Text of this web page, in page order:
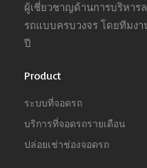
ผู้เชี่ยวชาญด้านการบริหาร
รถแบบครบวงจร โดยทีมง
ปี
Product
ระบบที่จอดรถ
บริการที่จอดรถรายเดือน
ปล่อยเช่าช่องจอดรถ